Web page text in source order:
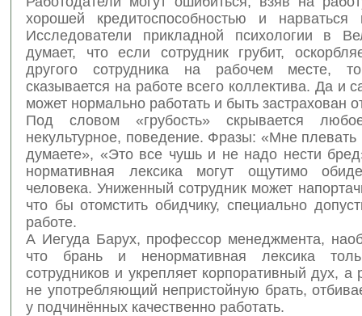
хорошей кредитоспособностью и нарваться
Исследователи прикладной психологии в
думает, что если сотрудник грубит,
другого сотрудника на рабочем месте,
сказывается на работе всего коллектива. Да и
может нормально работать и быть застрахован
Под словом «грубость» скрывается
некультурное, поведение. Фразы: «Мне плевать
думаете», «Это все чушь и не надо нести
нормативная лексика могут ощутимо
человека. Униженный сотрудник может
что бы отомстить обидчику, специально
работе.
А Иегуда Барух, профессор менеджмента,
что брань и ненормативная лексика
сотрудников и укрепляет корпоративный дух, а
не употребляющий непристойную брать,
у подчинённых качественно работать.